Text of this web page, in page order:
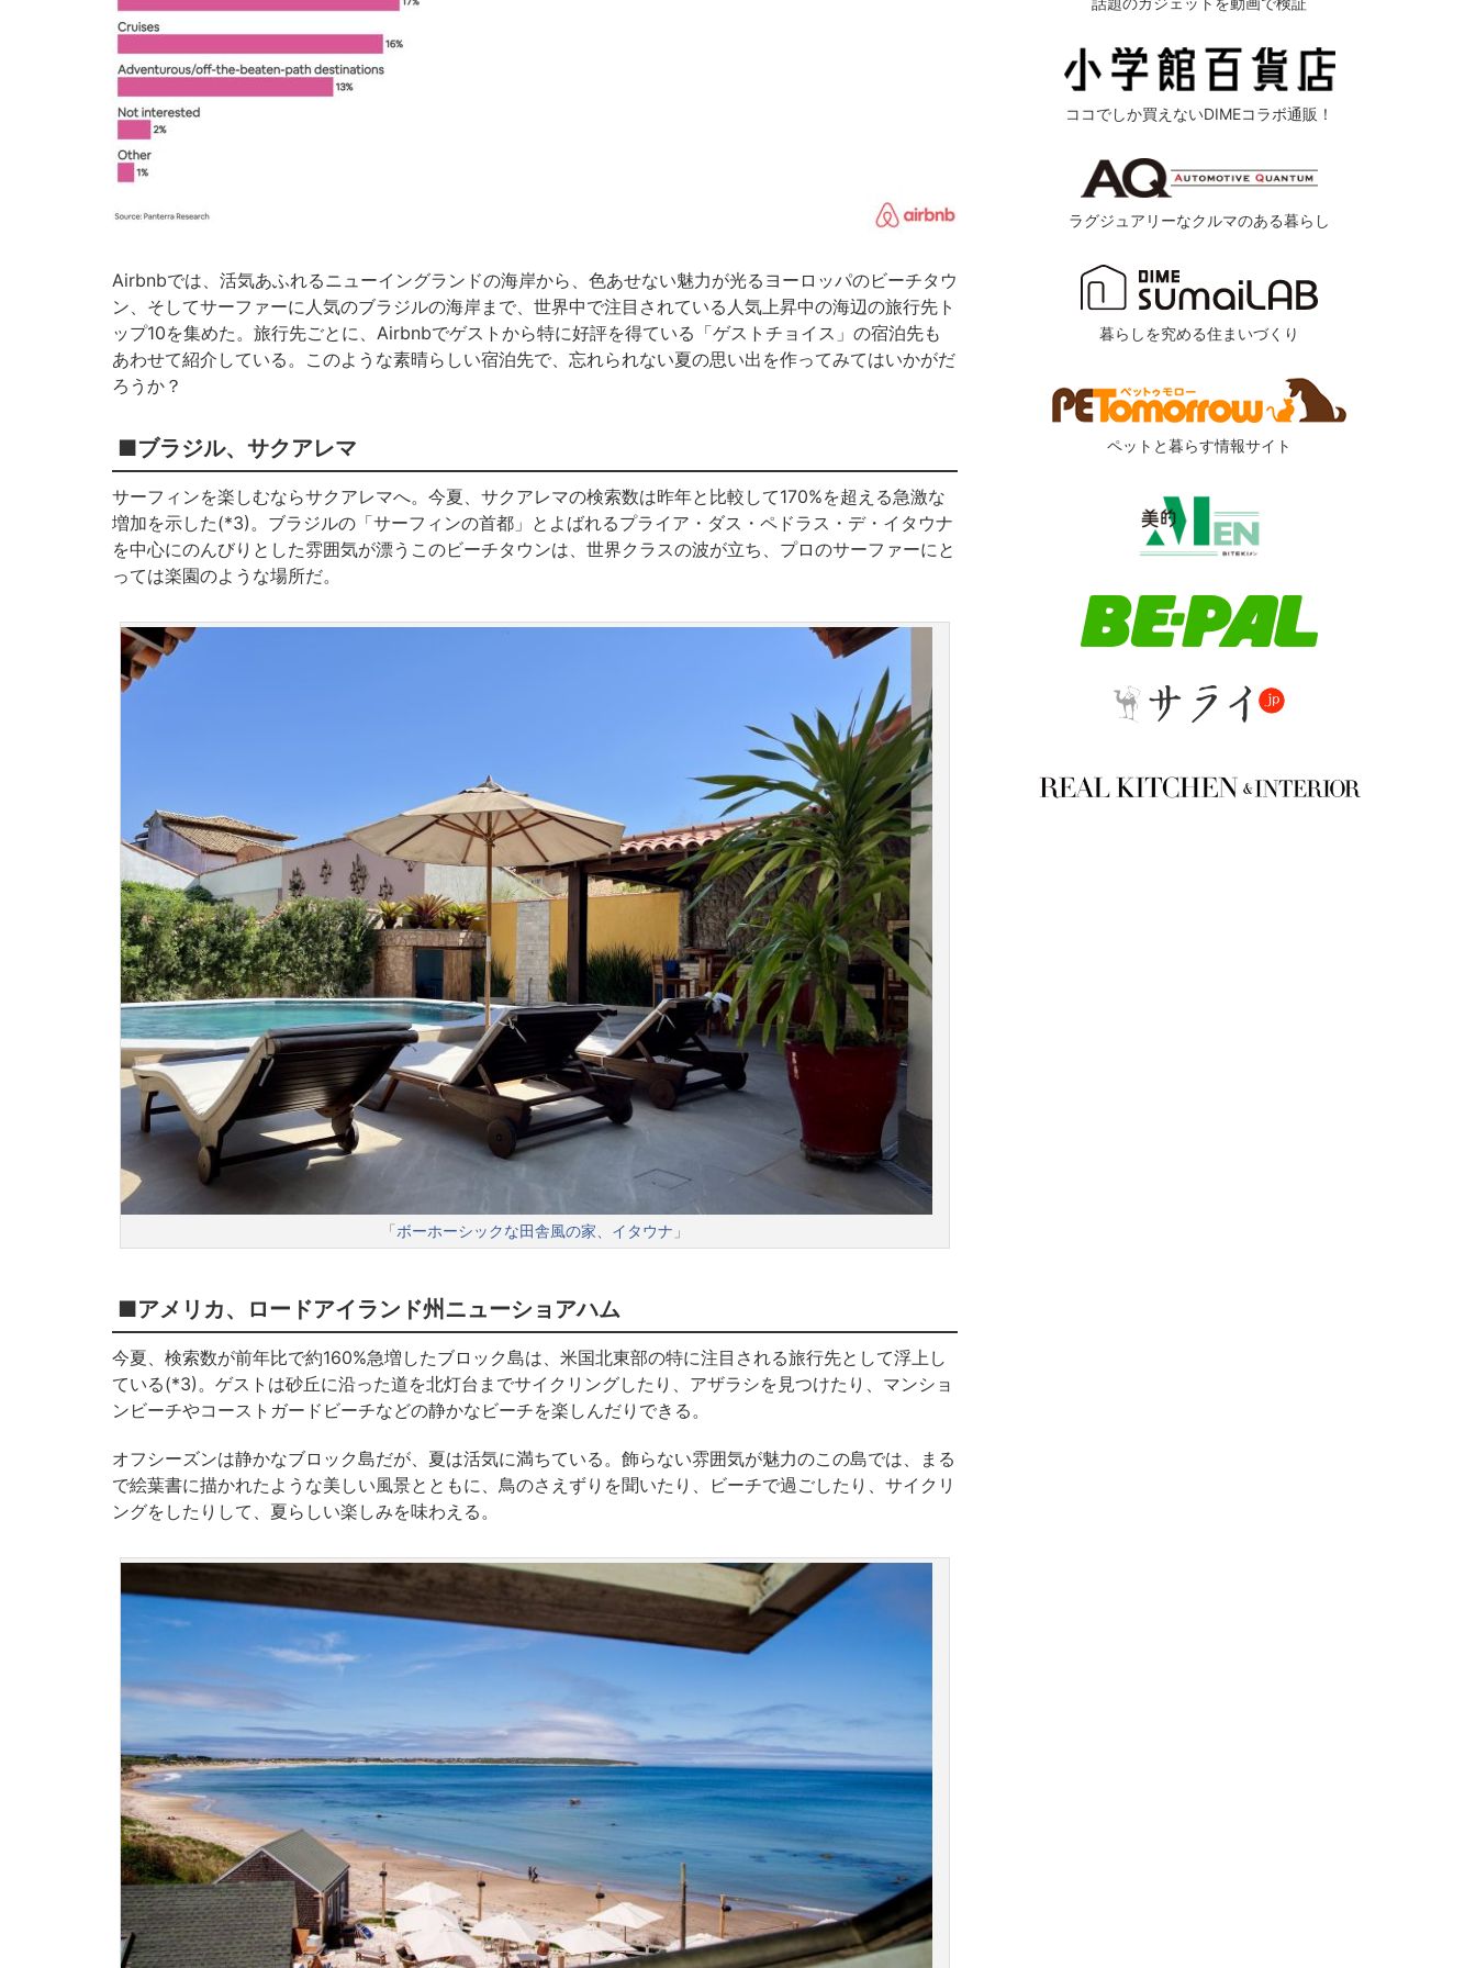
Airbnbでは、活気あふれるニューイングランドの海岸から、色あせない魅力が光るヨーロッパのビーチタウ
ン、そしてサーファーに人気のブラジルの海岸まで、世界中で注目されている人気上昇中の海辺の旅行先ト
ップ10を集めた。旅行先ごとに、Airbnbでゲストから特に好評を得ている「ゲストチョイス」の宿泊先も
あわせて紹介している。このような素晴らしい宿泊先で、忘れられない夏の思い出を作ってみてはいかがだ
ろうか？
■ブラジル、サクアレマ
サーフィンを楽しむならサクアレマへ。今夏、サクアレマの検索数は昨年と比較して170%を超える急激な
増加を示した(*3)。ブラジルの「サーフィンの首都」とよばれるプライア・ダス・ペドラス・デ・イタウナ
を中心にのんびりとした雰囲気が漂うこのビーチタウンは、世界クラスの波が立ち、プロのサーファーにと
っては楽園のような場所だ。
「 ボーホーシックな田舎風の家、イタウナ 」
■アメリカ、ロードアイランド州ニューショアハム
今夏、検索数が前年比で約160%急増したブロック島は、米国北東部の特に注目される旅行先として浮上し
ている(*3)。ゲストは砂丘に沿った道を北灯台までサイクリングしたり、アザラシを見つけたり、マンショ
ンビーチやコーストガードビーチなどの静かなビーチを楽しんだりできる。
オフシーズンは静かなブロック島だが、夏は活気に満ちている。飾らない雰囲気が魅力のこの島では、まる
で絵葉書に描かれたような美しい風景とともに、鳥のさえずりを聞いたり、ビーチで過ごしたり、サイクリ
ングをしたりして、夏らしい楽しみを味わえる。
ココでしか買えないDIMEコラボ通販！
ラグジュアリーなクルマのある暮らし
暮らしを究める住まいづくり
ペットと暮らす情報サイト